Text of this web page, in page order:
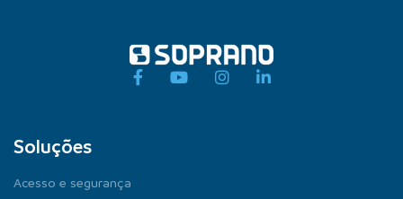
Soluções
Acesso e segurança